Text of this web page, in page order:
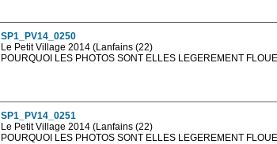
SP1_PV14_0250
Le Petit Village 2014 (Lanfains (22)
POURQUOI LES PHOTOS SONT ELLES LEGEREMENT
SP1_PV14_0251
Le Petit Village 2014 (Lanfains (22)
POURQUOI LES PHOTOS SONT ELLES LEGEREMENT